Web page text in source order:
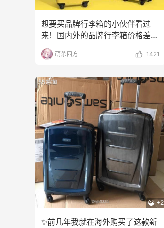
想要买品牌行李箱的小伙伴看过
来！国内外的品牌行李箱价格差距
还是比较大的，海淘行李
萌杀四方 1421
+2
✨前几年我就在海外购买了这款新